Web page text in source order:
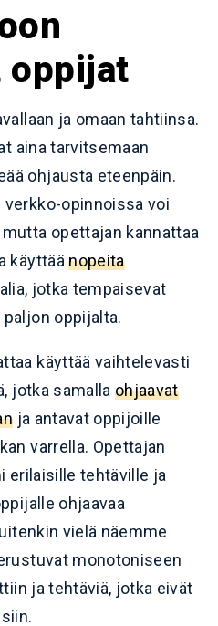
ja omaan tahtiinsa.
aina tarvitsemaan
ohjausta eteenpäin.
opinnoissa voi
opettajan kannattaa
käyttäänopeita
jotka tempaisevat
oppijalta.
käyttää vaihtelevasti
jotka samalla ohjaavat
ja antavat oppijoille
varrella. Opettajan
erilaisille tehtäville ja
ohjaavaa
vielä näemme
monotoniseen
ja tehtäviä, jotka eivät